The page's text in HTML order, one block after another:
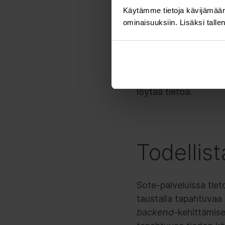
Käytämme tietoja
ominaisuuksiin. Lisäksi
ympärillä. Kuinka
liikkuisi
olisi mahdollista
Sähköiset
uudella tavalla
löytää tietoa.
Sote-palveluissa
taustalla tapahtuvaa
backend-